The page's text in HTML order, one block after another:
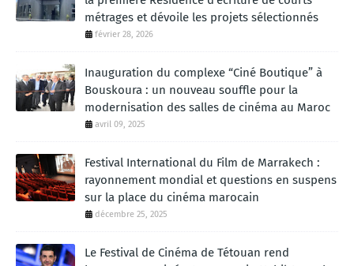
V
i
e
métrages et dévoile les projets sélectionnés
février 28, 2026
Inauguration du complexe “Ciné Boutique” à
Bouskoura : un nouveau souffle pour la
modernisation des salles de cinéma au Maroc
avril 09, 2025
Festival International du Film de Marrakech :
rayonnement mondial et questions en suspens
sur la place du cinéma marocain
décembre 25, 2025
Le Festival de Cinéma de Tétouan rend